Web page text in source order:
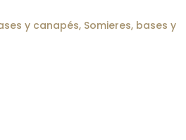
y canapés, Somieres, bases y